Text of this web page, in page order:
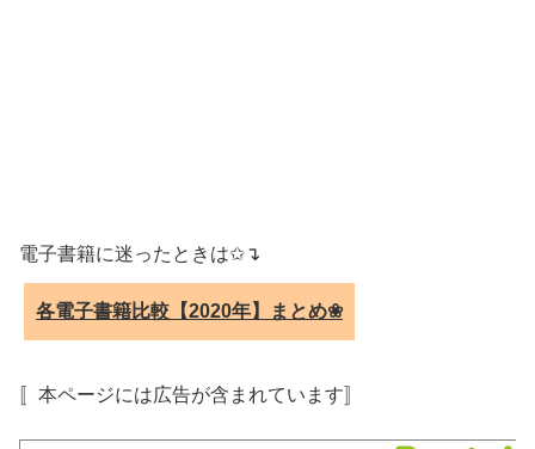
電子書籍に迷ったときは✩↴
各電子書籍比較【2020年】まとめ❀
〚本ページには広告が含まれています〛